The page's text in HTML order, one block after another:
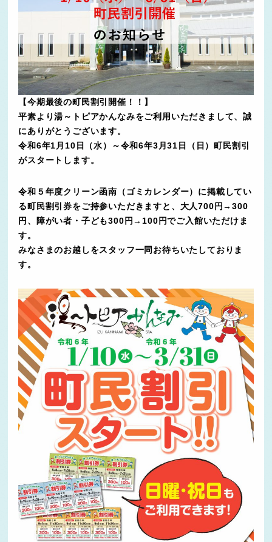
【今期最後の町民割引開催！！】
平素より湯～トピアかんなみをご利用いただきまして、誠
にありがとうございます。
令和6年1月10日（水）～令和6年3月31日（日）町民割引
がスタートします。
令和５年度クリーン函南（ゴミカレンダー）に掲載してい
る町民割引券をご持参いただきますと、大人700円→300
円、障がい者・子ども300円→100円でご入館いただけま
す。
みなさまのお越しをスタッフ一同お待ちいたしておりま
す。